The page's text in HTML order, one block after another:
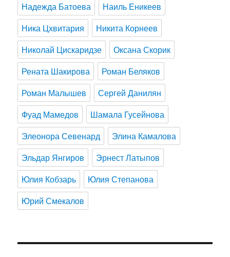
Надежда Батоева
Наиль Еникеев
Ника Цхвитария
Никита Корнеев
Николай Цискаридзе
Оксана Скорик
Рената Шакирова
Роман Беляков
Роман Малышев
Сергей Данилян
Фуад Мамедов
Шамала Гусейнова
Элеонора Севенард
Элина Камалова
Эльдар Янгиров
Эрнест Латыпов
Юлия Кобзарь
Юлия Степанова
Юрий Смекалов